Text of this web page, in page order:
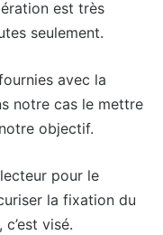
est très
seulement.
avec la
notre cas le mettre
objectif.
pour le
la fixation du
visé.